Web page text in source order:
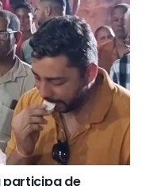
participa de